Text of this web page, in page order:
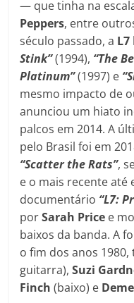
— que tinha na
Peppers, entre
século passado, a L7
Stink”(1994), “The
Platinum”(1997) e
mesmo impacto de
anunciou um hiato
palcos em 2014. A
pelo Brasil foi em
“Scatter the Rats”,
e o mais recente até
documentário “L7:
porSarah Price e
baixos da banda. A
o fim dos anos 1980,
guitarra),Suzi
Finch (baixo) e